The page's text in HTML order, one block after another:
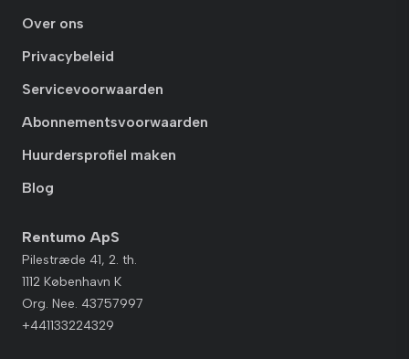
Over ons
Privacybeleid
Servicevoorwaarden
Abonnementsvoorwaarden
Huurdersprofiel maken
Blog
Rentumo ApS
Pilestræde 41, 2. th.
1112 København K
Org. Nee. 43757997
+441133224329